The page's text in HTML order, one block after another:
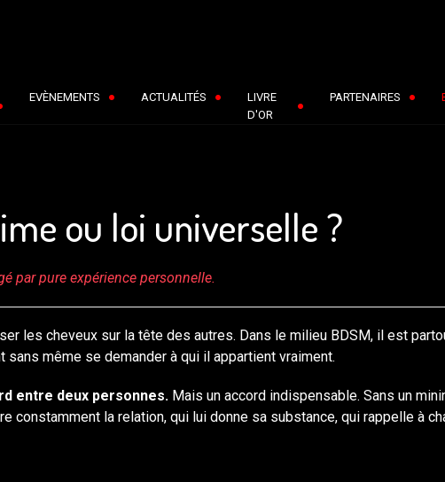
EVÈNEMENTS ACTUALITÉS
LIVRE
D'OR
PARTENAIRES
ou loi universelle ?
par pure expérience personnelle.
les cheveux sur la tête des autres. Dans le milieu BDSM, il est
même se demander à qui il appartient vraiment.
entre deux personnes. Mais un accord indispensable. Sans un
la relation, qui lui donne sa substance, qui rappelle à